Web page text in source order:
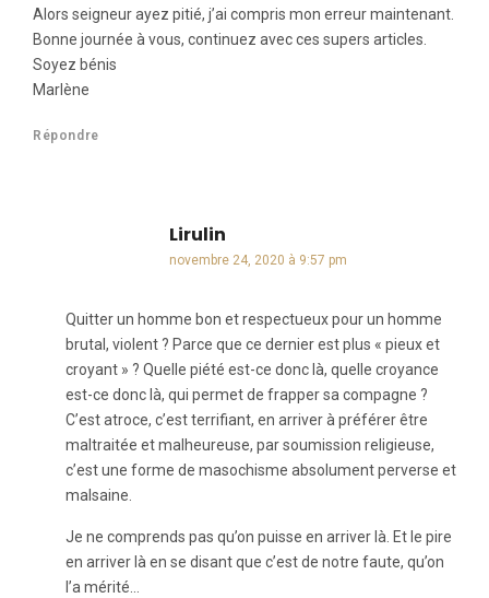
Alors seigneur ayez pitié, j’ai compris mon erreur maintenant.
Bonne journée à vous, continuez avec ces supers articles.
Soyez bénis
Marlène
Répondre
Lirulin
novembre 24, 2020 à 9:57 pm
Quitter un homme bon et respectueux pour un homme
brutal, violent ? Parce que ce dernier est plus « pieux et
croyant » ? Quelle piété est-ce donc là, quelle croyance
est-ce donc là, qui permet de frapper sa compagne ?
C’est atroce, c’est terrifiant, en arriver à préférer être
maltraitée et malheureuse, par soumission religieuse,
c’est une forme de masochisme absolument perverse et
malsaine.
Je ne comprends pas qu’on puisse en arriver là. Et le pire
en arriver là en se disant que c’est de notre faute, qu’on
l’a mérité…